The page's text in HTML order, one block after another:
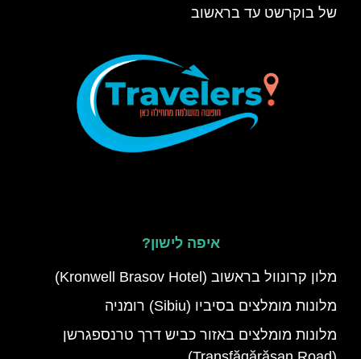
של בוקרשט עד בראשוב
איפה לישון?
מלון קרונוול בראשוב (Kronwell Brasov Hotel)
מלונות מומלצים בסיביו (Sibiu) רומניה
מלונות מומלצים באזור כביש דרך טרנספגרשן